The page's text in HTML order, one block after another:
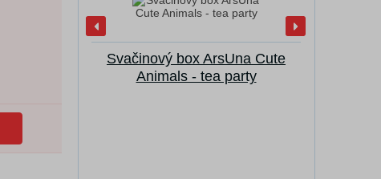
Svačinový box ArsUna Cute
Animals - tea party